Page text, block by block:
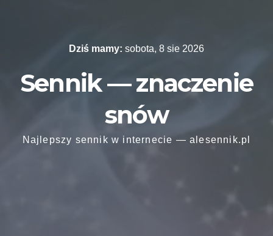
Dziś mamy: sobota, 8 sie 2026
Sennik — znaczenie
snów
Najlepszy sennik w internecie — alesennik.pl